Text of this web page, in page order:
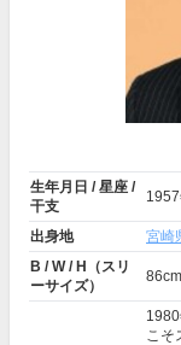
生年月日 / 星座 /
干支
出身地
宮崎
B / W / H（スリ
ーサイズ）
こそ